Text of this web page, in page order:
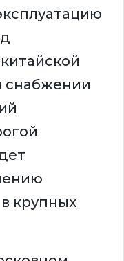
снабжении
крупных